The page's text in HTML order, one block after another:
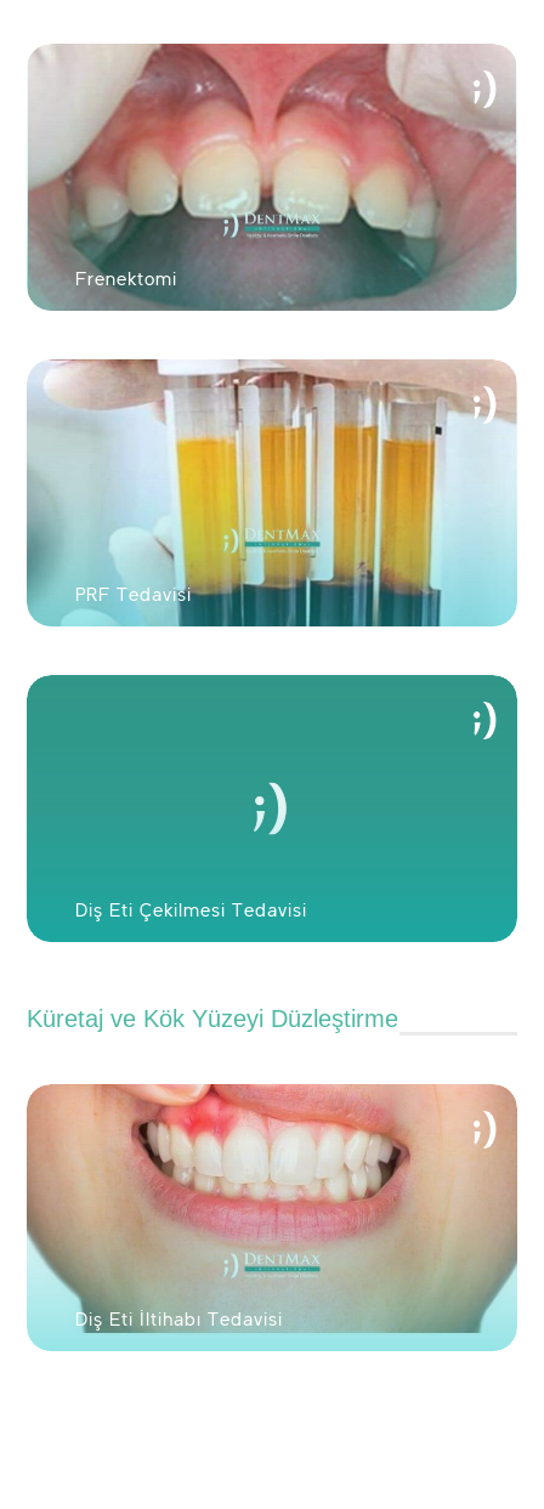
Frenektomi
PRF Tedavisi
Diş Eti Çekilmesi Tedavisi
Küretaj ve Kök Yüzeyi Düzleştirme
Diş Eti İltihabı Tedavisi